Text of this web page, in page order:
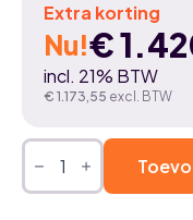
Extra korting
Nu!
prijs
was:
€
€
prijs
is:
€
incl. 21% BTW
€ 1.173,55 excl. BTW
Mitsubishi
Heavy
multisplit
buitenunit